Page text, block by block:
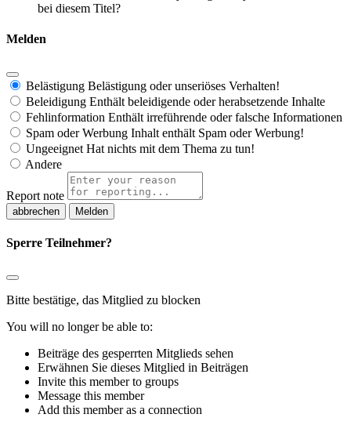
bei diesem Titel?
Melden
Belästigung Belästigung oder unseriöses Verhalten!
Beleidigung Enthält beleidigende oder herabsetzende Inhalte
Fehlinformation Enthält irreführende oder falsche Informationen
Spam oder Werbung Inhalt enthält Spam oder Werbung!
Ungeeignet Hat nichts mit dem Thema zu tun!
Andere
Report note
Melden
Sperre Teilnehmer?
Bitte bestätige, das Mitglied zu blocken
You will no longer be able to:
Beiträge des gesperrten Mitglieds sehen
Erwähnen Sie dieses Mitglied in Beiträgen
Invite this member to groups
Message this member
Add this member as a connection